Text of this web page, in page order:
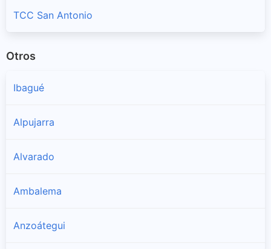
TCC San Antonio
Otros
Ibagué
Alpujarra
Alvarado
Ambalema
Anzoátegui